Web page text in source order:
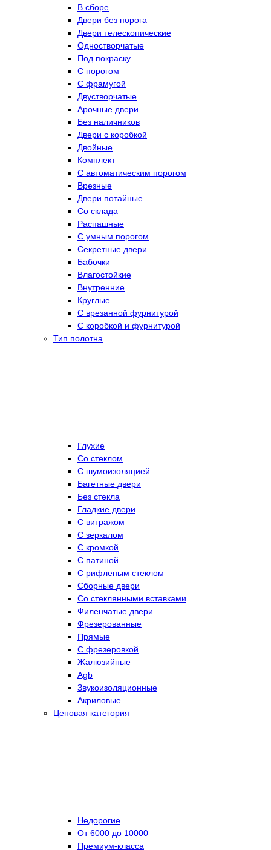
В сборе
Двери без порога
Двери телескопические
Одностворчатые
Под покраску
С порогом
С фрамугой
Двустворчатые
Арочные двери
Без наличников
Двери с коробкой
Двойные
Комплект
С автоматическим порогом
Врезные
Двери потайные
Со склада
Распашные
С умным порогом
Секретные двери
Бабочки
Влагостойкие
Внутренние
Круглые
С врезанной фурнитурой
С коробкой и фурнитурой
Тип полотна
Глухие
Со стеклом
C шумоизоляцией
Багетные двери
Без стекла
Гладкие двери
С витражом
С зеркалом
С кромкой
С патиной
С рифленым стеклом
Сборные двери
Со стеклянными вставками
Филенчатые двери
Фрезерованные
Прямые
С фрезеровкой
Жалюзийные
Agb
Звукоизоляционные
Акриловые
Ценовая категория
Недорогие
От 6000 до 10000
Премиум-класса